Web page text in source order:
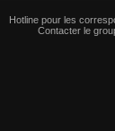
Hotline pour les
Contacter le